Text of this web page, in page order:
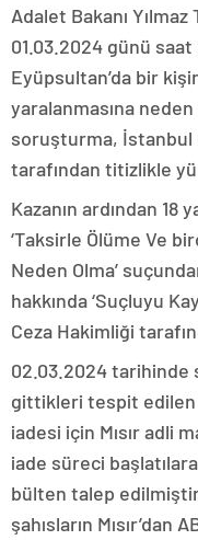
Adalet Bakanı Yılmaz
01.03.2024 günü saat
Eyüpsultan’da bir
yaralanmasına
soruşturma, İstanbul
tarafından titizlikle
Kazanın ardından 18
‘Taksirle Ölüme Ve
Neden Olma’
hakkında ‘Suçluyu
Ceza Hakimliği
02.03.2024 tarihinde
gittikleri tespit edilen
iadesi için Mısır adli
iade süreci
bülten talep
şahısların Mısır’dan